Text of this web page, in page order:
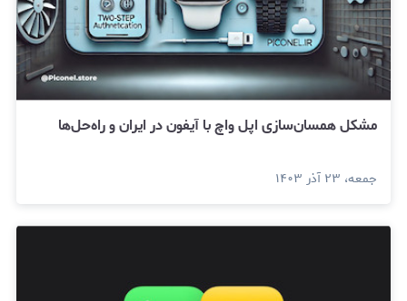
مشکل همسان‌‌سازی اپل واچ با آیفون در ایران و راه‌حل‌ها
جمعه، ۲۳ آذر ۱۴۰۳